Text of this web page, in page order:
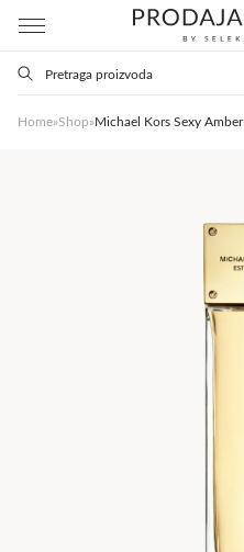
Home»Shop»Michael Kors Sexy Amber